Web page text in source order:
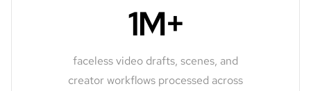
1M+
faceless video drafts, scenes, and
creator workflows processed across